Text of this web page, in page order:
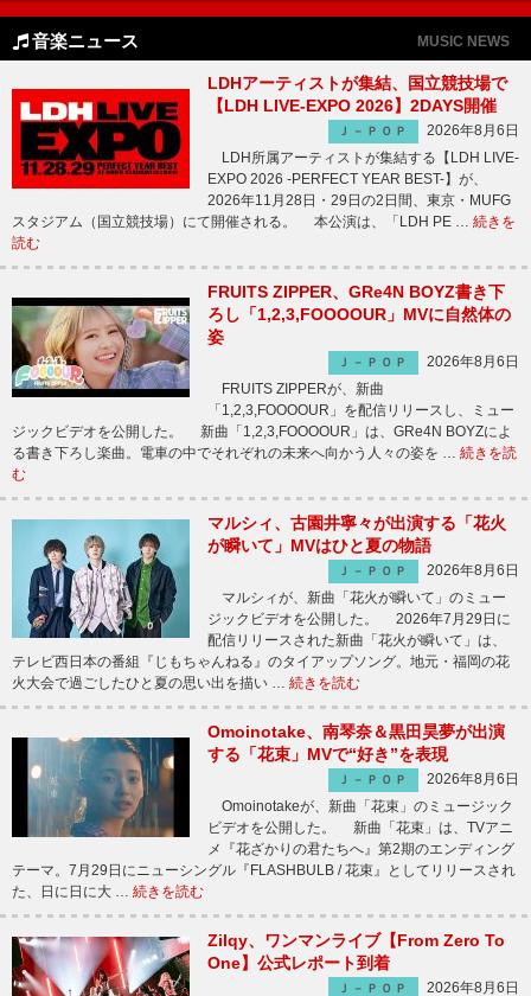
音楽ニュース MUSIC NEWS
LDHアーティストが集結、国立競技場で
【LDH LIVE-EXPO 2026】2DAYS開催
Ｊ－ＰＯＰ
2026年8月6日
LDH所属アーティストが集結する【LDH LIVE-
EXPO 2026 -PERFECT YEAR BEST-】が、
2026年11月28日・29日の2日間、東京・MUFG
スタジアム（国立競技場）にて開催される。 本公演は、「LDH PE … 続きを
読む
FRUITS ZIPPER、GRe4N BOYZ書き下
ろし「1,2,3,FOOOOUR」MVに自然体の
姿
Ｊ－ＰＯＰ
2026年8月6日
FRUITS ZIPPERが、新曲
「1,2,3,FOOOOUR」を配信リリースし、ミュー
ジックビデオを公開した。 新曲「1,2,3,FOOOOUR」は、GRe4N BOYZによ
る書き下ろし楽曲。電車の中でそれぞれの未来へ向かう人々の姿を … 続きを読
む
マルシィ、古園井寧々が出演する「花火
が瞬いて」MVはひと夏の物語
Ｊ－ＰＯＰ
2026年8月6日
マルシィが、新曲「花火が瞬いて」のミュー
ジックビデオを公開した。 2026年7月29日に
配信リリースされた新曲「花火が瞬いて」は、
テレビ西日本の番組『じもちゃんねる』のタイアップソング。地元・福岡の花
火大会で過ごしたひと夏の思い出を描い … 続きを読む
Omoinotake、南琴奈＆黒田昊夢が出演
する「花束」MVで“好き”を表現
Ｊ－ＰＯＰ
2026年8月6日
Omoinotakeが、新曲「花束」のミュージック
ビデオを公開した。 新曲「花束」は、TVアニ
メ『花ざかりの君たちへ』第2期のエンディング
テーマ。7月29日にニューシングル『FLASHBULB / 花束』としてリリースされ
た、日に日に大 … 続きを読む
Zilqy、ワンマンライブ【From Zero To
One】公式レポート到着
Ｊ－ＰＯＰ
2026年8月6日